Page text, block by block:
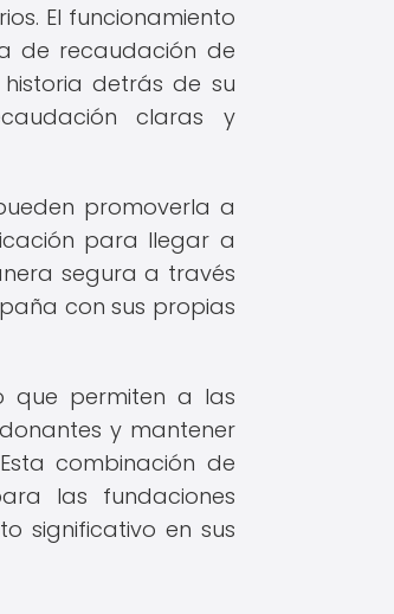
El funcionamiento
de recaudación de
detrás de su
claras y
promoverla a
para llegar a
segura a través
con sus propias
que permiten a las
y mantener
combinación de
las fundaciones
significativo en sus